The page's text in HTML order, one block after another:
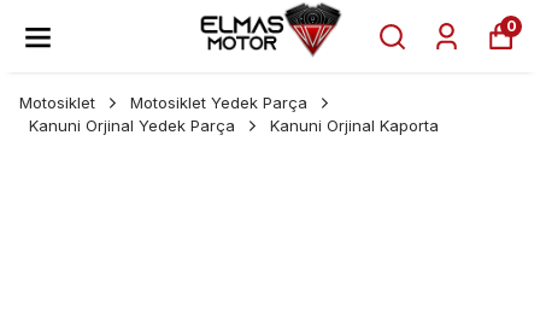
0
Motosiklet
Motosiklet Yedek Parça
Kanuni Orjinal Yedek Parça
Kanuni Orjinal Kaporta